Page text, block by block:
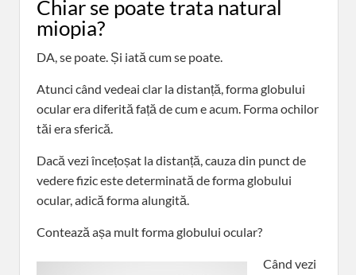
Chiar se poate trata natural
miopia?
DA, se poate. Și iată cum se poate.
Atunci când vedeai clar la distanță, forma globului
ocular era diferită față de cum e acum. Forma ochilor
tăi era sferică.
Dacă vezi încețoșat la distanță, cauza din punct de
vedere fizic este determinată de forma globului
ocular, adică forma alungită.
Contează așa mult forma globului ocular?
Când vezi